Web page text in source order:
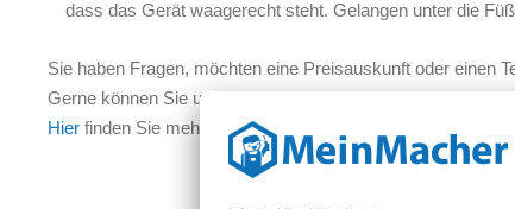
dass das Gerät waagerecht steht. Gelangen unter die
Sie haben Fragen, möchten eine Preisauskunft oder einen
Gerne können Sie uns telefonisch sowie über
Hier finden Sie mehr Informationen zum Thema "